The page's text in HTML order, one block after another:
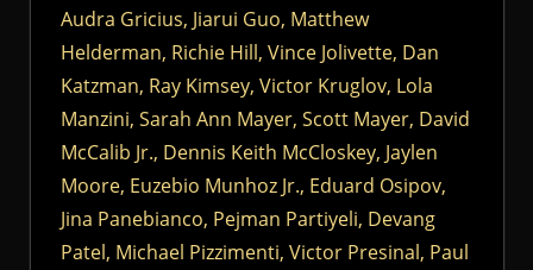
Audra Gricius, Jiarui Guo, Matthew
Helderman, Richie Hill, Vince Jolivette, Dan
Katzman, Ray Kimsey, Victor Kruglov, Lola
Manzini, Sarah Ann Mayer, Scott Mayer, David
McCalib Jr., Dennis Keith McCloskey, Jaylen
Moore, Euzebio Munhoz Jr., Eduard Osipov,
Jina Panebianco, Pejman Partiyeli, Devang
Patel, Michael Pizzimenti, Victor Presinal, Paul